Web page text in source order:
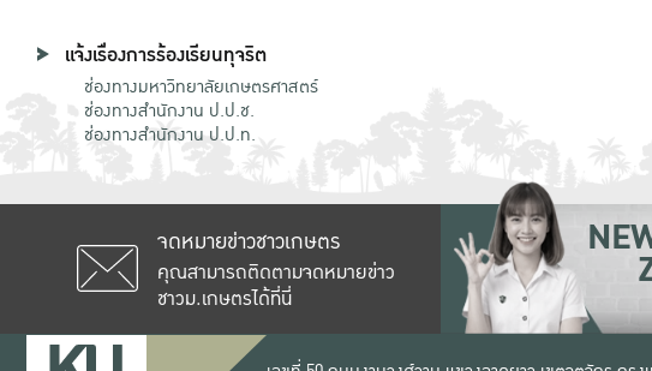
แจ้งเรื่องการร้องเรียนทุจริต
ช่องทางมหาวิทยาลัยเกษตรศาสตร์
ช่องทางสำนักงาน ป.ป.ช.
ช่องทางสำนักงาน ป.ป.ท.
จดหมายข่าวชาวเกษตร
คุณสามารถติดตามจดหมายข่าว
ชาวม.เกษตรได้ที่นี่